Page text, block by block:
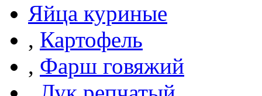
Яйца куриные
, Картофель
, Фарш говяжий